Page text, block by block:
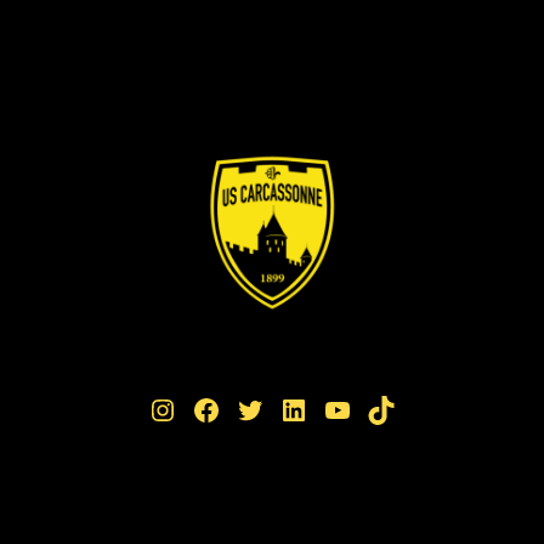
Instagram Facebook Twitter LinkedIn YouTube TikTok